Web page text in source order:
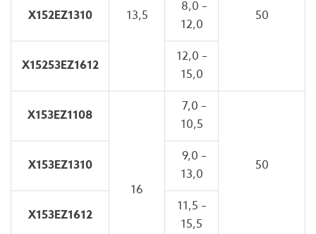
13,5 50
X152EZ1310
8,0 –
12,0
X15253EZ1612
12,0 –
15,0
X153EZ1108
16
7,0 –
10,5
50
X153EZ1310
9,0 –
13,0
X153EZ1612
11,5 –
15,5